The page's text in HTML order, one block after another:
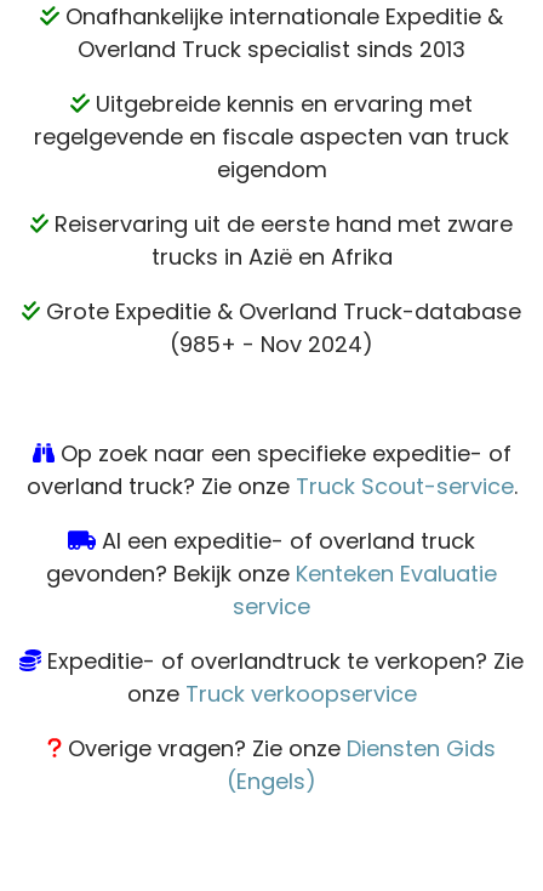
Onafhankelijke internationale Expeditie &
Overland Truck specialist sinds 2013
Uitgebreidekennis en ervaring met
regelgevende en fiscale aspecten van truck
eigendom
Reiservaring uit de eerste hand met zware
trucks in Azië en Afrika
Grote Expeditie & Overland Truck-database
(985+ - Nov 2024)
Op zoek naar een specifieke expeditie- of
overland truck? Zie onze Truck Scout-service.
Al een expeditie- of overland truck
gevonden? Bekijk onze Kenteken Evaluatie
service
Expeditie- of overlandtruck te verkopen? Zie
onze Truck verkoopservice
Overige vragen? Zie onze Diensten Gids
(Engels)